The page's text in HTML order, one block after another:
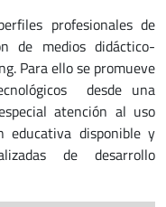
profesionales de
de medios didáctico-
Para ello se promueve
desde una
atención al uso
educativa disponible y
de desarrollo